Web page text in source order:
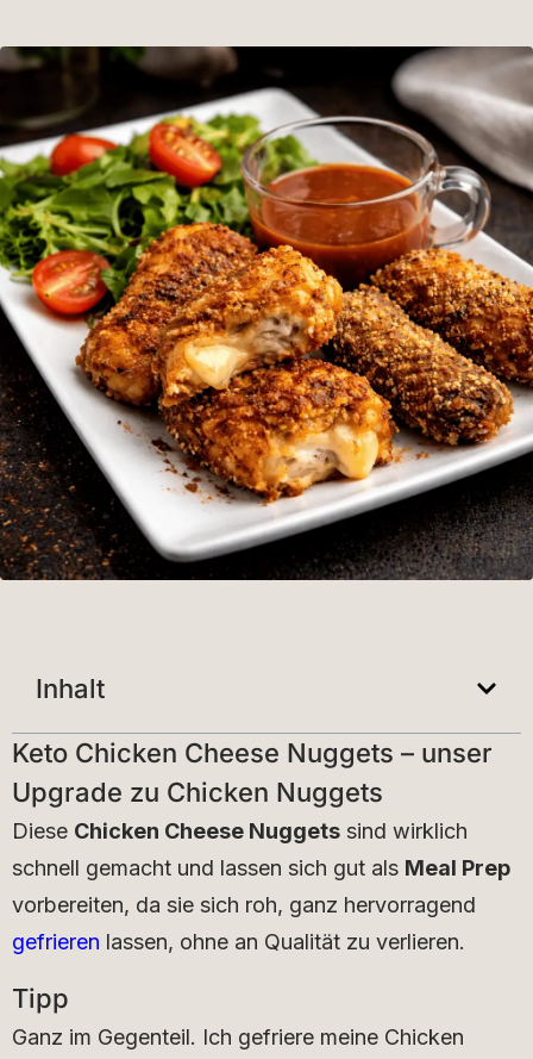
Inhalt
Keto Chicken Cheese Nuggets – unser
Upgrade zu Chicken Nuggets
Diese Chicken Cheese Nuggets sind wirklich
schnell gemacht und lassen sich gut als Meal Prep
vorbereiten, da sie sich roh, ganz hervorragend
gefrieren lassen, ohne an Qualität zu verlieren.
Tipp
Ganz im Gegenteil. Ich gefriere meine Chicken